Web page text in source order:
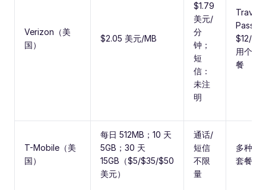
Verizon（美
国）
$2.05 美元/MB
$1.79
美元/
分
钟；
短
信：
未注
明
Travel
Pass：
$12/天
用个人
餐
T-Mobile（美
国）
每日 512MB；10 天
5GB；30 天
15GB（$5/$35/$50
美元）
通话/
短信
不限
量
多种时
套餐可